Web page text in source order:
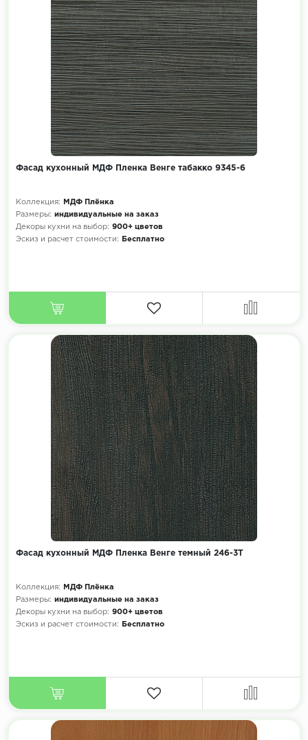
Фасад кухонный МДФ Пленка Венге табакко 9345-6
Коллекция:
МДФ Плёнка
Размеры: индивидуальные на заказ
Декоры кухни на выбор: 900+ цветов
Эскиз и расчет стоимости:
Бесплатно
Фасад кухонный МДФ Пленка Венге темный 246-3Т
Коллекция:
МДФ Плёнка
Размеры: индивидуальные на заказ
Декоры кухни на выбор: 900+ цветов
Эскиз и расчет стоимости:
Бесплатно